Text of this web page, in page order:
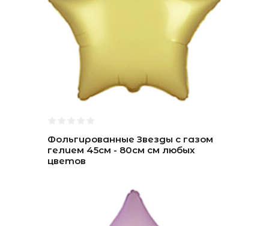
Фольгированные Звезды с газом
гелием 45см - 80см см любых
цветов